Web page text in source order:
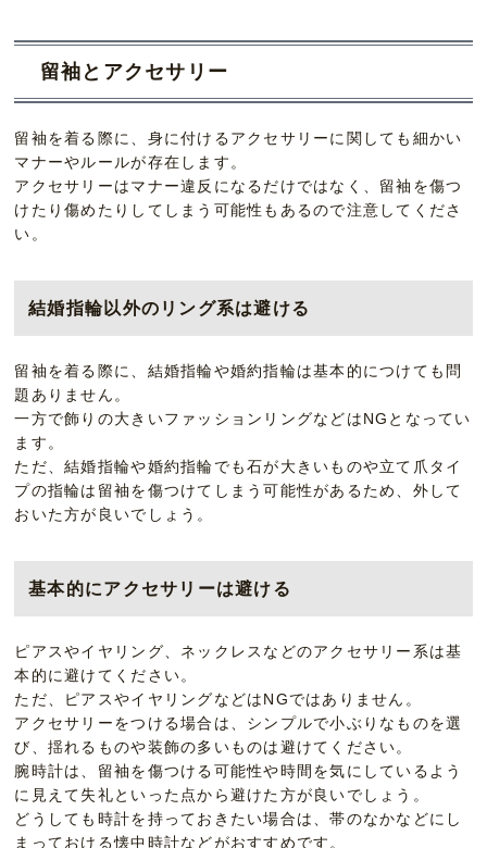
留袖とアクセサリー
留袖を着る際に、身に付けるアクセサリーに関しても細かい
マナーやルールが存在します。
アクセサリーはマナー違反になるだけではなく、留袖を傷つ
けたり傷めたりしてしまう可能性もあるので注意してくださ
い。
結婚指輪以外のリング系は避ける
留袖を着る際に、結婚指輪や婚約指輪は基本的につけても問
題ありません。
一方で飾りの大きいファッションリングなどはNGとなってい
ます。
ただ、結婚指輪や婚約指輪でも石が大きいものや立て爪タイ
プの指輪は留袖を傷つけてしまう可能性があるため、外して
おいた方が良いでしょう。
基本的にアクセサリーは避ける
ピアスやイヤリング、ネックレスなどのアクセサリー系は基
本的に避けてください。
ただ、ピアスやイヤリングなどはNGではありません。
アクセサリーをつける場合は、シンプルで小ぶりなものを選
び、揺れるものや装飾の多いものは避けてください。
腕時計は、留袖を傷つける可能性や時間を気にしているよう
に見えて失礼といった点から避けた方が良いでしょう。
どうしても時計を持っておきたい場合は、帯のなかなどにし
まっておける懐中時計などがおすすめです。